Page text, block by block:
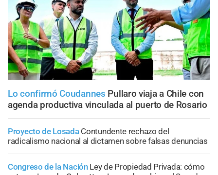
Lo confirmó Coudannes Pullaro viaja a Chile con
agenda productiva vinculada al puerto de Rosario
Proyecto de Losada Contundente rechazo del
radicalismo nacional al dictamen sobre falsas denuncias
Congreso de la Nación Ley de Propiedad Privada: cómo